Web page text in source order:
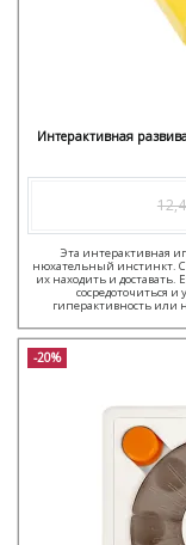
Интерактивная
Эта интерактивная
нюхательный инстинкт.
их находить и
сосредоточиться
гиперактивность или
-20%